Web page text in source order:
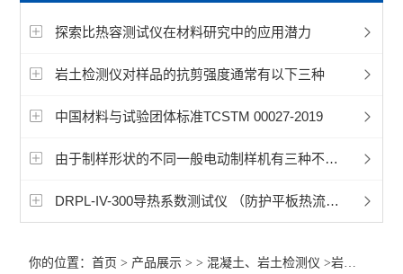
石材耐磨仪
查看全部 >>
探索比热容测试仪在材料研究中的应用潜力
岩土检测仪对样品的抗剪强度通常有以下三种
中国材料与试验团体标准TCSTM 00027-2019
由于制样形状的不同一般电动制样机有三种不同设备
DRPL-IV-300导热系数测试仪 （防护平板热流计法）
你的位置：首页 > 产品展示 > > 混凝土、岩土检测仪 >岩土导热仪，导热系数测量仪